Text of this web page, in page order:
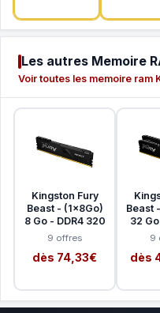
Les autres Memoire
Voir toutes les memoire ram
Kingston Fury
Beast - (1x8Go)
8 Go - DDR4 320
9 offres
dès 74,33€
Beast
32
9
dès